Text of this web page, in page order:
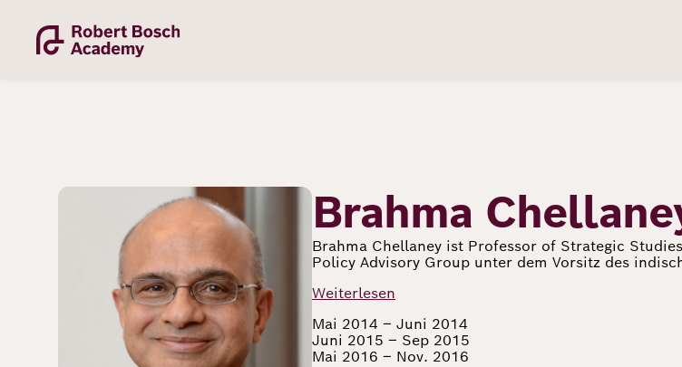
Inhalt
Academy
Fellowship
Bild Brahma
Brahma Chellaney ist Professor of Strategic
Policy Advisory Group unter dem Vorsitz des
Weiterlesen
Mai 2014 – Juni 2014
Juni 2015 – Sep 2015
Mai 2016 – Nov. 2016